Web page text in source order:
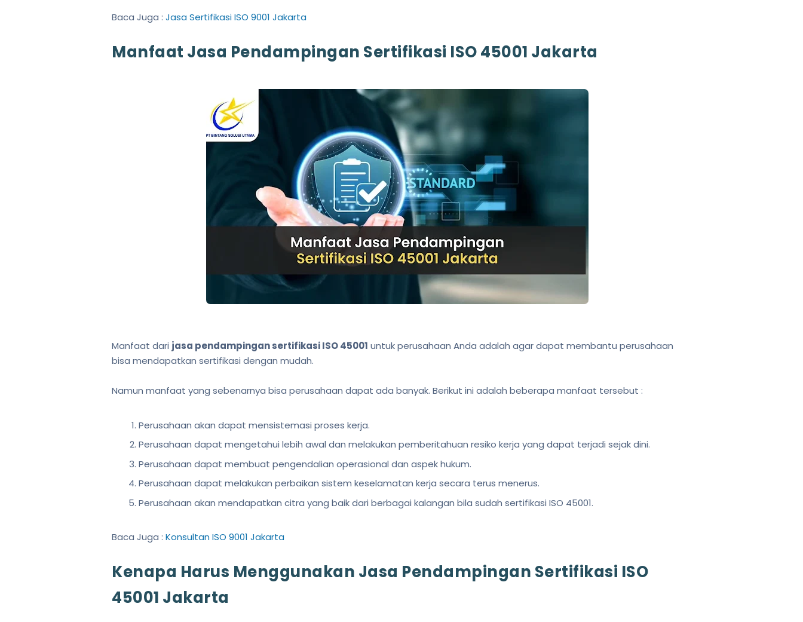
Baca Juga : Jasa Sertifikasi ISO 9001 Jakarta
Manfaat Jasa Pendampingan Sertifikasi ISO 45001 Jakarta
Manfaat dari jasa pendampingan sertifikasi ISO 45001 untuk perusahaan Anda adalah agar dapat membantu perusahaan
bisa mendapatkan sertifikasi dengan mudah.
Namun manfaat yang sebenarnya bisa perusahaan dapat ada banyak. Berikut ini adalah beberapa manfaat tersebut :
Perusahaan akan dapat mensistemasi proses kerja.
Perusahaan dapat mengetahui lebih awal dan melakukan pemberitahuan resiko kerja yang dapat terjadi sejak dini.
Perusahaan dapat membuat pengendalian operasional dan aspek hukum.
Perusahaan dapat melakukan perbaikan sistem keselamatan kerja secara terus menerus.
Perusahaan akan mendapatkan citra yang baik dari berbagai kalangan bila sudah sertifikasi ISO 45001.
Baca Juga : Konsultan ISO 9001 Jakarta
Kenapa Harus Menggunakan Jasa Pendampingan Sertifikasi ISO
45001 Jakarta